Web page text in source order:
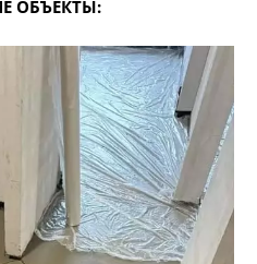
ОБЪЕКТЫ: